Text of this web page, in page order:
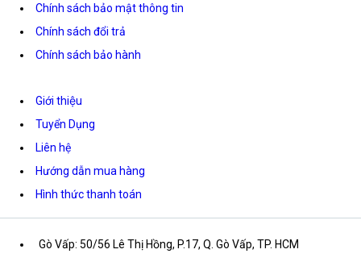
Chính sách bảo mật thông tin
Chính sách đổi trả
Chính sách bảo hành
Giới thiệu
Tuyển Dụng
Liên hệ
Hướng dẫn mua hàng
Hình thức thanh toán
Gò Vấp: 50/56 Lê Thị Hồng, P.17, Q. Gò Vấp, TP. HCM